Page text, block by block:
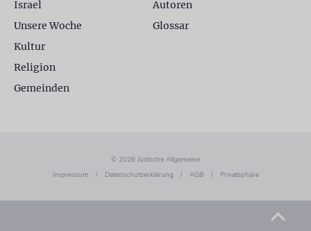
Israel
Unsere Woche
Kultur
Religion
Gemeinden
Autoren
Glossar
© 2026 Jüdische Allgemeine
Impressum
/ Datenschutzerklärung / AGB / Privatsphäre